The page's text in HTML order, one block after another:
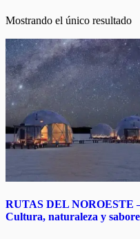
Mostrando el único resultado
RUTAS DEL NOROESTE
Cultura, naturaleza y